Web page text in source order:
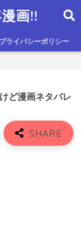
画!!
プライバシーポリシー
ど漫画ネタバレ